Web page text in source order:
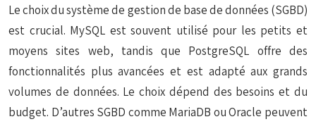
Le choix du système de gestion de base de données (SGBD)
est crucial. MySQL est souvent utilisé pour les petits et
moyens sites web, tandis que PostgreSQL offre des
fonctionnalités plus avancées et est adapté aux grands
volumes de données. Le choix dépend des besoins et du
budget. D’autres SGBD comme MariaDB ou Oracle peuvent